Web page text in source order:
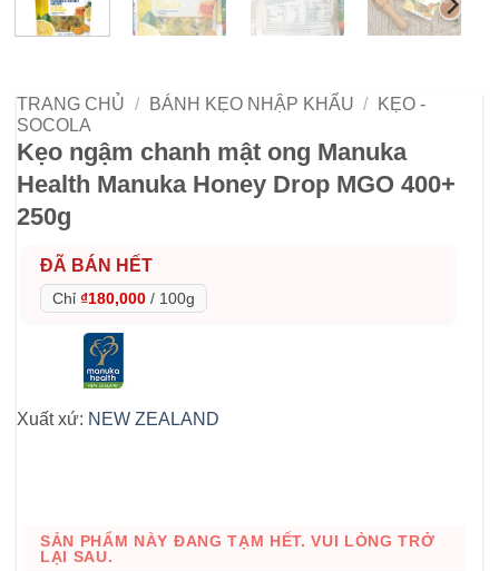
TRANG CHỦ / BÁNH KẸO NHẬP KHẨU /
KẸO -
SOCOLA
Kẹo ngậm chanh mật ong Manuka
Health Manuka Honey Drop MGO 400+
250g
ĐÃ BÁN HẾT
Chỉ ₫180,000 / 100g
Xuất xứ: NEW ZEALAND
SẢN PHẨM NÀY ĐANG TẠM HẾT. VUI LÒNG TRỞ
LẠI SAU.